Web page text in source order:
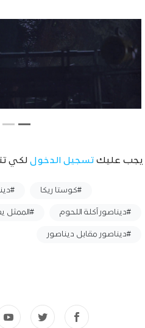
يجب عليك تسجيل الدخول لكي
#كوستا ريكا
#ديناصور آكلة اللحوم #الممثل
#ديناصور مقابل ديناصور